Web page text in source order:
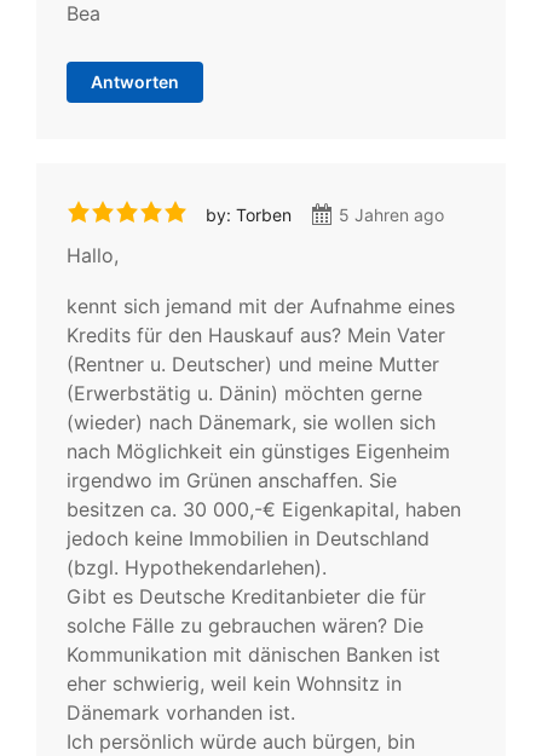
Bea
Antworten
by: Torben 5 Jahren ago
Hallo,
kennt sich jemand mit der Aufnahme eines
Kredits für den Hauskauf aus? Mein Vater
(Rentner u. Deutscher) und meine Mutter
(Erwerbstätig u. Dänin) möchten gerne
(wieder) nach Dänemark, sie wollen sich
nach Möglichkeit ein günstiges Eigenheim
irgendwo im Grünen anschaffen. Sie
besitzen ca. 30 000,-€ Eigenkapital, haben
jedoch keine Immobilien in Deutschland
(bzgl. Hypothekendarlehen).
Gibt es Deutsche Kreditanbieter die für
solche Fälle zu gebrauchen wären? Die
Kommunikation mit dänischen Banken ist
eher schwierig, weil kein Wohnsitz in
Dänemark vorhanden ist.
Ich persönlich würde auch bürgen, bin